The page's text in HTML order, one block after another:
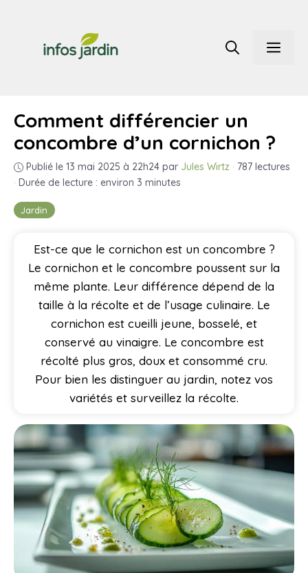
contenu
Jardin
Comment différencier un
concombre d’un cornichon ?
Publié le 13 mai 2025 à 22h24 par Jules Wirtz · 787 lectures
· Durée de lecture : environ 3 minutes
Est-ce que le cornichon est un concombre ?
Le cornichon et le concombre poussent sur la
même plante. Leur différence dépend de la
taille à la récolte et de l’usage culinaire. Le
cornichon est cueilli jeune, bosselé, et
conservé au vinaigre. Le concombre est
récolté plus gros, doux et consommé cru.
Pour bien les distinguer au jardin, notez vos
variétés et surveillez la récolte.